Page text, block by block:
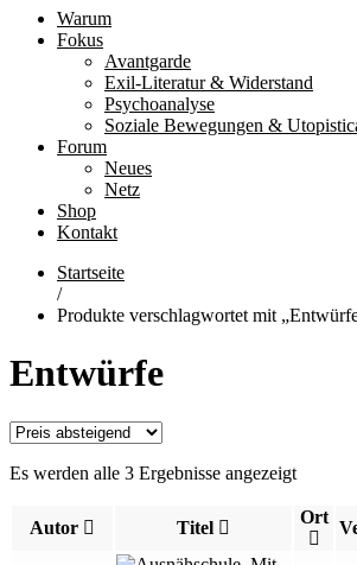
Warum
Fokus
Avantgarde
Exil-Literatur & Widerstand
Psychoanalyse
Soziale Bewegungen &
Forum
Neues
Netz
Shop
Kontakt
Startseite
/
Produkte verschlagwortet mit
Entwürfe
Es werden alle 3 Ergebnisse angezeigt
Autor Titel
Ort